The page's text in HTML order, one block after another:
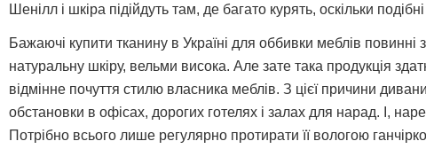
Шенілл і шкіра підійдуть там, де багато курять, оскільки
Бажаючі купити тканину в Україні для оббивки меблів
натуральну шкіру, вельми висока. Але зате така продукція
відмінне почуття стилю власника меблів. З цієї причини
обстановки в офісах, дорогих готелях і залах для нарад. І,
Потрібно всього лише регулярно протирати її вологою